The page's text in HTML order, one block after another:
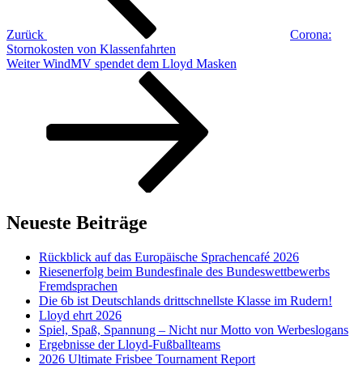
Zurück
Corona:
Stornokosten von Klassenfahrten
Nächster
Weiter WindMV spendet dem Lloyd Masken
Neueste Beiträge
Rückblick auf das Europäische Sprachencafé 2026
Riesenerfolg beim Bundesfinale des Bundeswettbewerbs
Fremdsprachen
Die 6b ist Deutschlands drittschnellste Klasse im Rudern!
Lloyd ehrt 2026
Spiel, Spaß, Spannung – Nicht nur Motto von Werbeslogans
Ergebnisse der Lloyd-Fußballteams
2026 Ultimate Frisbee Tournament Report